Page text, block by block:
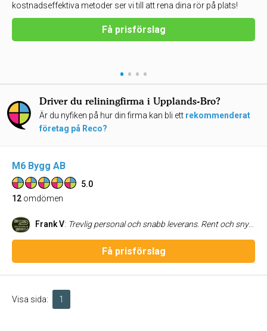
kostnadseffektiva metoder ser vi till att rena dina rör på plats!
Få prisförslag
• • • •
Driver du reliningfirma i Upplands-Bro?
Är du nyfiken på hur din firma kan bli ett rekommenderat
företag på Reco?
M6 Bygg AB
5.0
12 omdömen
Frank V: Trevlig personal och snabb leverans. Rent och snyggt när arbetet var klart. Rekommenderar starkt.
Få prisförslag
Visa sida: 1